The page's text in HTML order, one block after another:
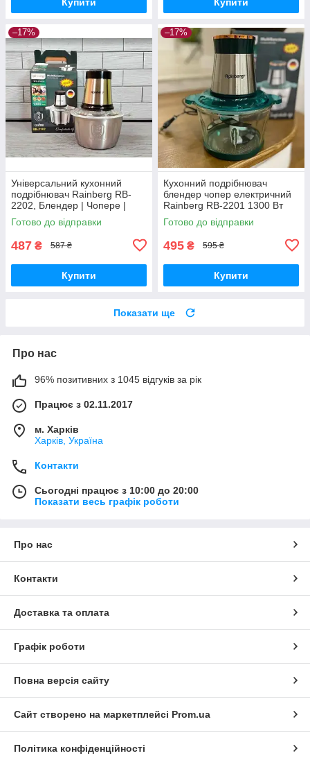
–17%
Універсальний кухонний
подрібнювач Rainberg RB-
2202, Блендер | Чопере |
М'ясорубка із системою
подвійних лез
Готово до відправки
487 ₴ 587 ₴
Купити
–17%
Кухонний подрібнювач
блендер чопер електричний
Rainberg RB-2201 1300 Вт
для подрібнення продуктів із
чашею н
Готово до відправки
495 ₴ 595 ₴
Купити
Показати ще
Про нас
96% позитивних з 1045 відгуків за рік
Працює з 02.11.2017
м. Харків
Харків, Україна
Контакти
Сьогодні працює з 10:00 до 20:00
Показати весь графік роботи
Про нас
Контакти
Доставка та оплата
Графік роботи
Повна версія сайту
Сайт створено на маркетплейсі Prom.ua
Політика конфіденційності